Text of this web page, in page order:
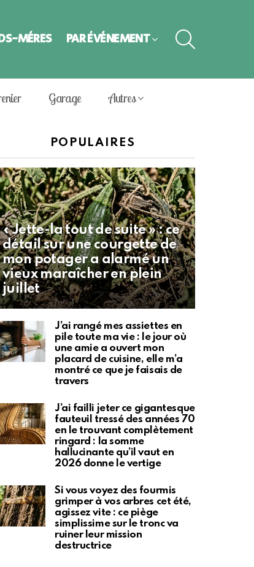
MÈRES PAR ÉVÈNEMENT
Garage Autres
POPULAIRES
« Jette-la tout de suite » : ce
détail sur une courgette de
mon potager a alarmé un
vieux maraîcher en plein
juillet
J’ai rangé mes assiettes en
pile toute ma vie : le jour où
une amie a ouvert mon
placard de cuisine, elle m’a
montré ce que je faisais de
travers
J’ai failli jeter ce gigantesque
fauteuil tressé des années 70
en le trouvant complètement
ringard : la somme
hallucinante qu’il vaut en
2026 donne le vertige
Si vous voyez des fourmis
grimper à vos arbres cet été,
agissez vite : ce piège
simplissime sur le tronc va
ruiner leur mission
destructrice